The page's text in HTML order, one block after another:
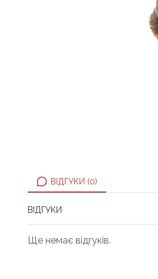
ВІДГУКИ (0)
ВІДГУКИ
Ще немає відгуків.